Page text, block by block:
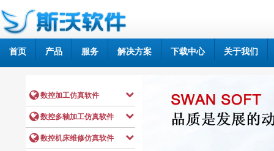
首页 产品 服务 解决方案 下载中心 关于我们